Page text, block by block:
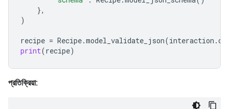
},
)
recipe = Recipe.model_validate_json(interaction .
print(recipe)
প্রতিক্রিয়া: